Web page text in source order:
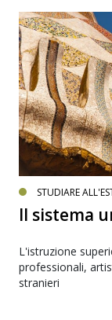
STUDIARE
Il sistema
L'istruzione
professionali,
stranieri